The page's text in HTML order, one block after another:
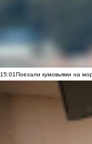
15:01Поехали кумовьями на